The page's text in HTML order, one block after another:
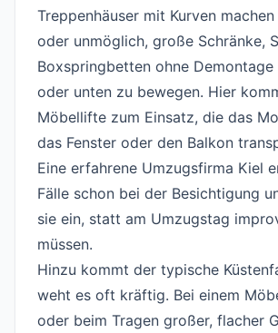
Treppenhäuser mit Kurven
oder unmöglich, große Schränke,
Boxspringbetten ohne Demontage
oder unten zu bewegen. Hier
Möbellifte zum Einsatz, die das
das Fenster oder den Balkon
Eine erfahrene Umzugsfirma Kiel
Fälle schon bei der Besichtigung
sie ein, statt am Umzugstag
müssen.
Hinzu kommt der typische
weht es oft kräftig. Bei einem
oder beim Tragen großer, flacher